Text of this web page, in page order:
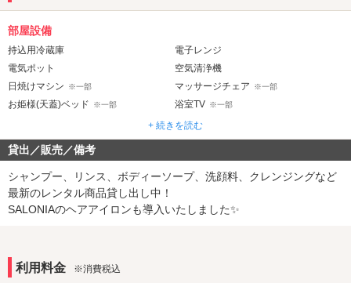
部屋設備
持込用冷蔵庫
電子レンジ
電気ポット
空気清浄機
日焼けマシン
※一部 マッサージチェア ※一部
お姫様(天蓋)ベッド ※一部 浴室TV ※一部
ジェット・バブルバス
ウォシュレット
音響・映像・通信
VOD
有線LAN
Android充電器
アメニティ
セレクトシャンプー
+ 続きを読む
貸出／販売／備考
シャンプー、リンス、ボディーソープ、洗顔料、クレンジングなど
最新のレンタル商品貸し出し中！
SALONIAのヘアアイロンも導入いたしました✨
利用料金 ※消費税込